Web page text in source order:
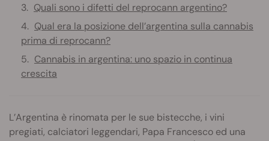
Quali sono i difetti del reprocann argentino?
Qual era la posizione dell’argentina sulla cannabis
prima di reprocann?
Cannabis in argentina: uno spazio in continua
crescita
L’Argentina è rinomata per le sue bistecche, i vini
pregiati, calciatori leggendari, Papa Francesco ed una